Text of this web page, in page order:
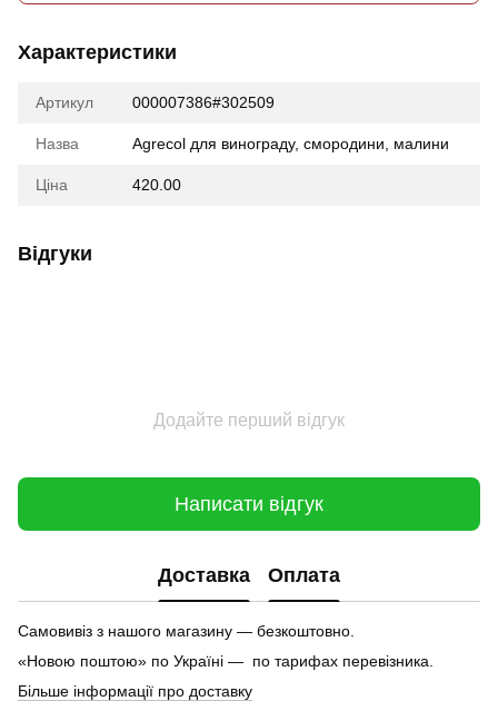
Характеристики
Артикул 000007386#302509
Назва Agrecol для винограду, смородини, малини
Ціна 420.00
Відгуки
Додайте перший відгук
Написати відгук
Доставка Оплата
Самовивіз з нашого магазину — безкоштовно.
«Новою поштою» по Україні — по тарифах перевізника.
Більше інформації про доставку